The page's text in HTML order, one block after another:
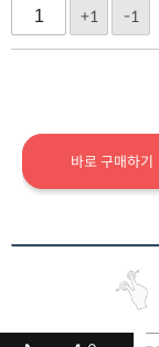
+1
-1
바로 구매하기